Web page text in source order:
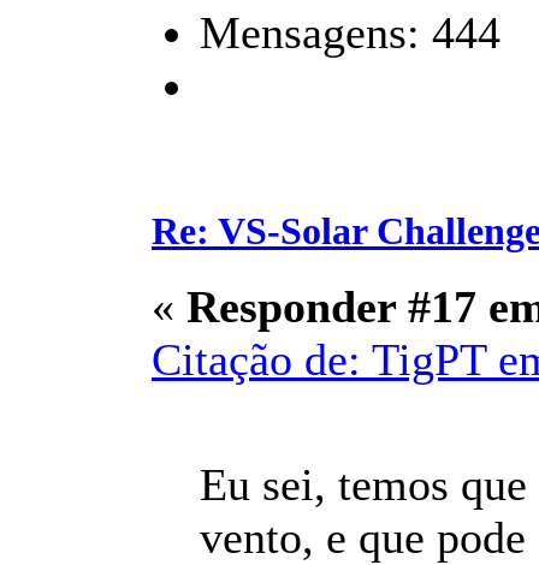
Mensagens: 444
Re: VS-Solar
« Responder #17
Citação de: TigPT
Eu sei, temos
vento, e que